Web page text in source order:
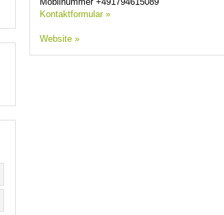
Kontaktformular »
Website »